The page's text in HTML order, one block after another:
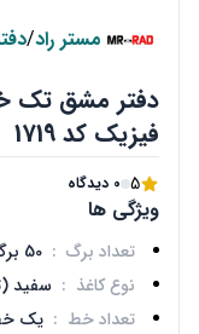
مستر راد/
فیزیک کد 1719
5 0 دیدگاه
ویژگی ها
تعداد برگ : 50 برگ
نوع کاغذ : سفید
تعداد خط : یک